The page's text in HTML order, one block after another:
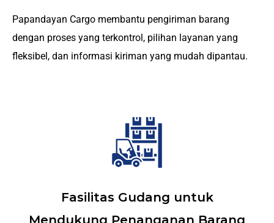
Papandayan Cargo membantu pengiriman barang
dengan proses yang terkontrol, pilihan layanan yang
fleksibel, dan informasi kiriman yang mudah dipantau.
Fasilitas Gudang untuk